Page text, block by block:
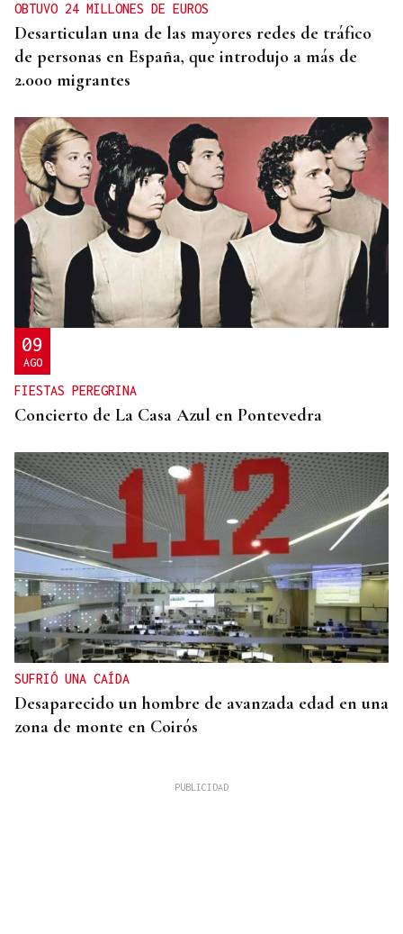
OBTUVO 24 MILLONES DE EUROS
Desarticulan una de las mayores redes de tráfico
de personas en España, que introdujo a más de
2.000 migrantes
09
AGO
FIESTAS PEREGRINA
Concierto de La Casa Azul en Pontevedra
SUFRIÓ UNA CAÍDA
Desaparecido un hombre de avanzada edad en una
zona de monte en Coirós